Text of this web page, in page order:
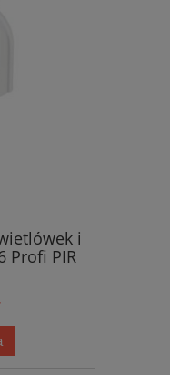
i
Profi PIR